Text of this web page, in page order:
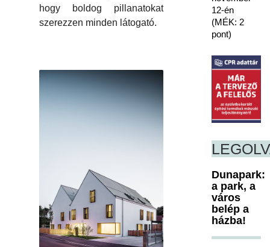
hogy boldog pillanatokat
szerezzen minden látogató.
12-én
(MÉK: 2
pont)
Dunapark:
a park, a
város
belép a
házba!